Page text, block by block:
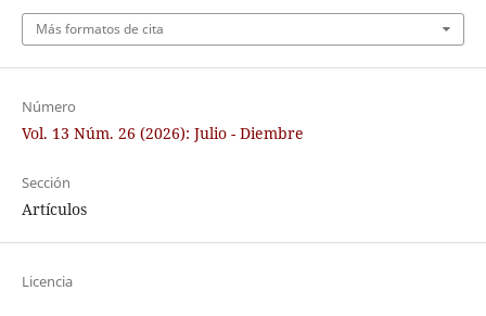
Más formatos de cita
Número
Vol. 13 Núm. 26 (2026): Julio - Diembre
Sección
Artículos
Licencia